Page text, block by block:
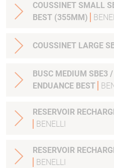
COUSSINET SMALL
BEST (355MM)
COUSSINET LARGE
BUSC MEDIUM SBE3
ENDUANCE BEST
RESERVOIR
BENELLI
BENELLI